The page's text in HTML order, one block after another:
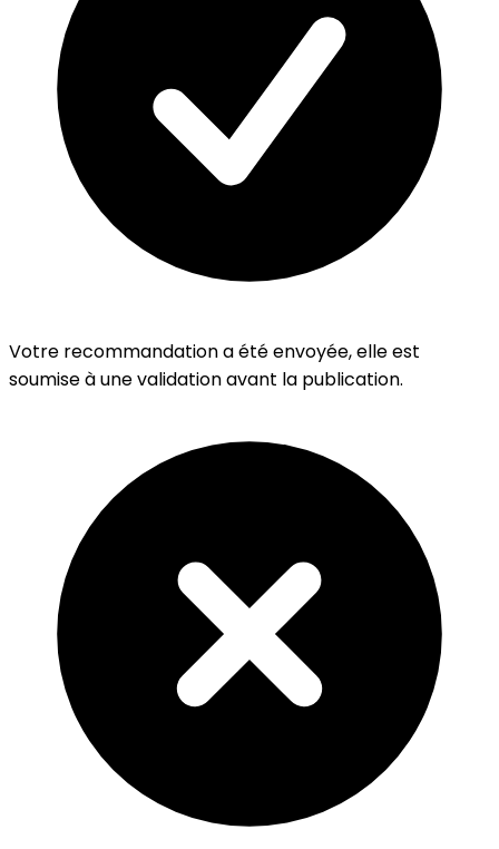
Votre recommandation a été envoyée, elle est
soumise à une validation avant la publication.